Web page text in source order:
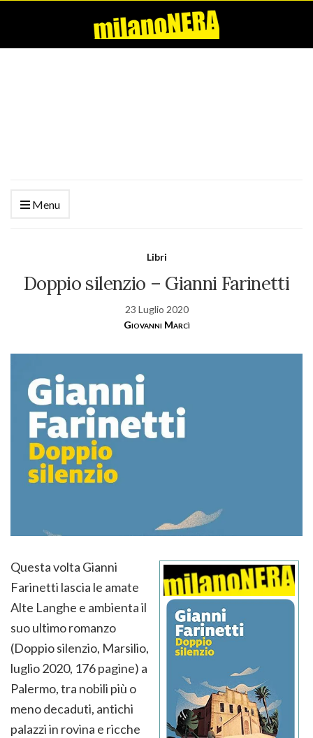
Menu
Libri
Doppio silenzio – Gianni Farinetti
23 Luglio 2020
Giovanni Marcì
Questa volta Gianni
Farinetti lascia le amate
Alte Langhe e ambienta il
suo ultimo romanzo
(Doppio silenzio, Marsilio,
luglio 2020, 176 pagine) a
Palermo, tra nobili più o
meno decaduti, antichi
palazzi in rovina e ricche